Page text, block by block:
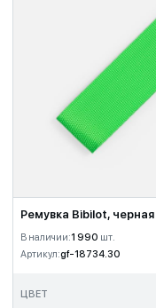
Ремувка Bibilot, черная
В наличии:1 990 шт.
Артикул:gf-18734.30
ЦВЕТ